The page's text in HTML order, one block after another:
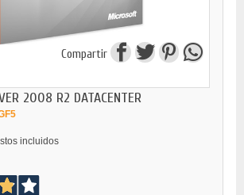
Compartir
2008 R2 DATACENTER
incluidos